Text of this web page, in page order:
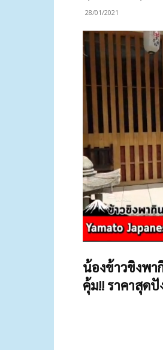
28/01/2021
น้องข้าวขิงพ
คุ้ม!! ราคาสุดปั